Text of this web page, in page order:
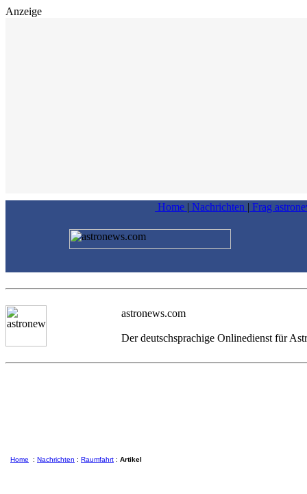
Anzeige
Home | Nachrichten | Frag
astronews.com
Der deutschsprachige Onlinedienst für
Home : Nachrichten : Raumfahrt : Artikel